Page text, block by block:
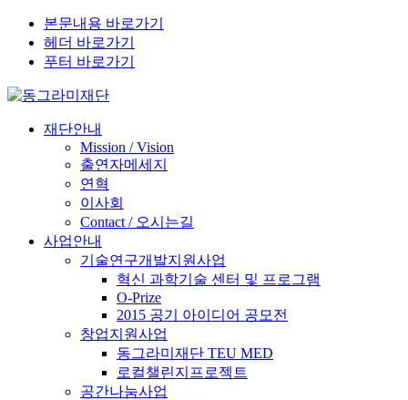
본문내용 바로가기
헤더 바로가기
푸터 바로가기
재단안내
Mission / Vision
출연자메세지
연혁
이사회
Contact / 오시는길
사업안내
기술연구개발지원사업
혁신 과학기술 센터 및 프로그램
O-Prize
2015 공기 아이디어 공모전
창업지원사업
동그라미재단 TEU MED
로컬챌린지프로젝트
공간나눔사업